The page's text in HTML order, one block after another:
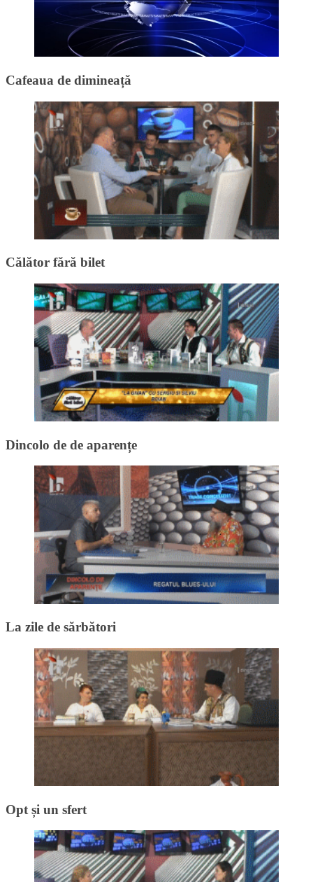
Cafeaua de dimineață
Călător fără bilet
Dincolo de de aparențe
La zile de sărbători
Opt și un sfert